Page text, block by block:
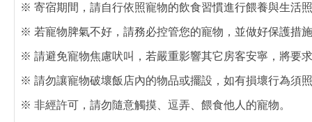
※ 寄宿期間，請自行依照寵物的飲食習慣進行餵養與生活
※ 若寵物脾氣不好，請務必控管您的寵物，並做好保護措
※ 請避免寵物焦慮吠叫，若嚴重影響其它房客安寧，將要
※ 請勿讓寵物破壞飯店內的物品或擺設，如有損壞行為須
※ 非經許可，請勿隨意觸摸、逗弄、餵食他人的寵物。